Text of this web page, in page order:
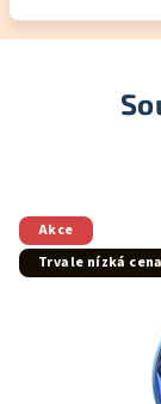
Akce
Trvale nízká cena